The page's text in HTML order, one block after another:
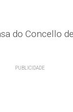
do Concello